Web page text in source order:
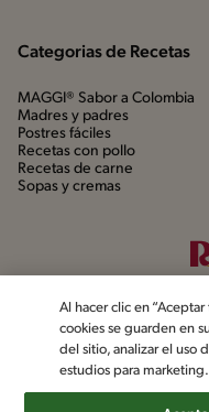
Categorias de Recetas
MAGGI® Sabor a Colombia
Madres y padres
Postres fáciles
Recetas con pollo
Recetas de carne
Sopas y cremas
Al hacer clic en “Aceptar
cookies se guarden en
del sitio, analizar el uso
estudios para marketing.